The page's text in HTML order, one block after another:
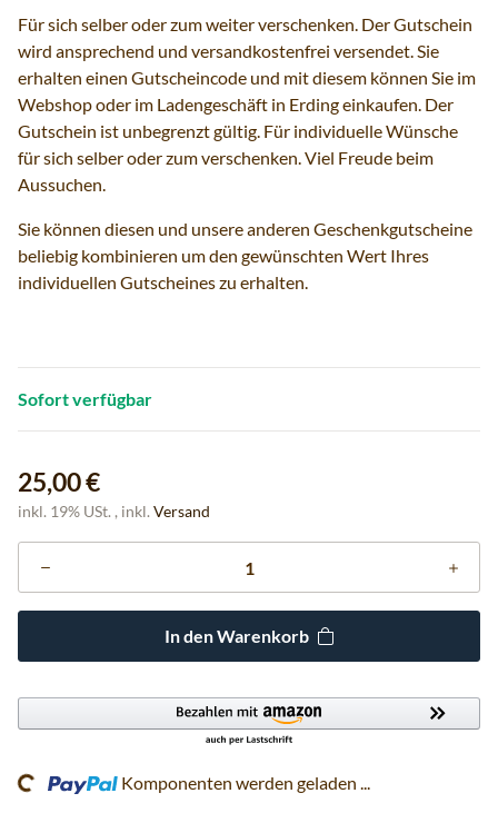
Für sich selber oder zum weiter verschenken. Der Gutschein
wird ansprechend und versandkostenfrei versendet. Sie
erhalten einen Gutscheincode und mit diesem können Sie im
Webshop oder im Ladengeschäft in Erding einkaufen. Der
Gutschein ist unbegrenzt gültig. Für individuelle Wünsche
für sich selber oder zum verschenken. Viel Freude beim
Aussuchen.
Sie können diesen und unsere anderen Geschenkgutscheine
beliebig kombinieren um den gewünschten Wert Ihres
individuellen Gutscheines zu erhalten.
Sofort verfügbar
25,00 €
inkl. 19% USt. , inkl. Versand
In den Warenkorb
Komponenten werden geladen ...